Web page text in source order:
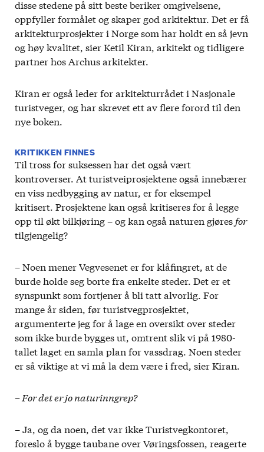
disse stedene på sitt beste beriker omgivelsene,
oppfyller formålet og skaper god arkitektur. Det er få
arkitekturprosjekter i Norge som har holdt en så jevn
og høy kvalitet, sier Ketil Kiran, arkitekt og tidligere
partner hos Archus arkitekter.
Kiran er også leder for arkitekturrådet i Nasjonale
turistveger, og har skrevet ett av flere forord til den
nye boken.
KRITIKKEN FINNES
Til tross for suksessen har det også vært
kontroverser. At turistveiprosjektene også innebærer
en viss nedbygging av natur, er for eksempel
kritisert. Prosjektene kan også kritiseres for å legge
opp til økt bilkjøring – og kan også naturen gjøres for
tilgjengelig?
– Noen mener Vegvesenet er for klåfingret, at de
burde holde seg borte fra enkelte steder. Det er et
synspunkt som fortjener å bli tatt alvorlig. For
mange år siden, før turistvegprosjektet,
argumenterte jeg for å lage en oversikt over steder
som ikke burde bygges ut, omtrent slik vi på 1980-
tallet laget en samla plan for vassdrag. Noen steder
er så viktige at vi må la dem være i fred, sier Kiran.
– For det er jo naturinngrep?
– Ja, og da noen, det var ikke Turistvegkontoret,
foreslo å bygge taubane over Vøringsfossen, reagerte